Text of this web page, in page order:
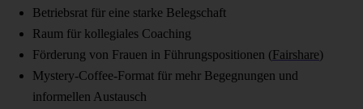
Betriebsrat für eine starke Belegschaft
Raum für kollegiales Coaching
Förderung von Frauen in Führungspositionen (Fairshare)
Mystery-Coffee-Format für mehr Begegnungen und
informellen Austausch